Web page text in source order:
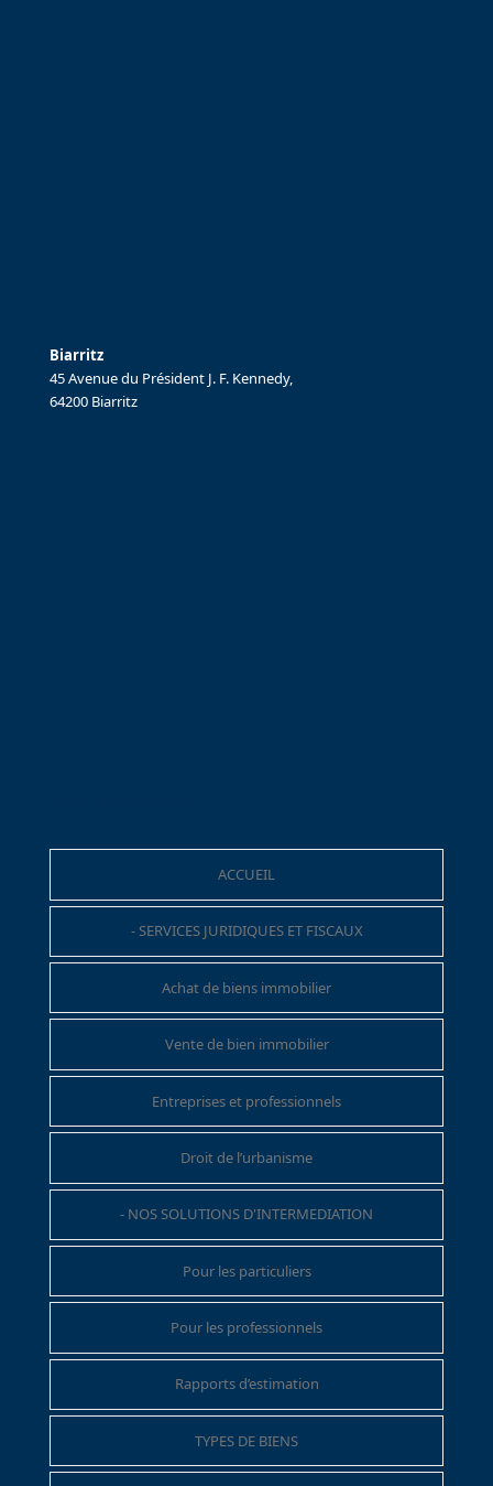
Biarritz
45 Avenue du Président J. F. Kennedy,
64200 Biarritz
ACCUEIL
- SERVICES JURIDIQUES ET FISCAUX
Achat de biens immobilier
Vente de bien immobilier
Entreprises et professionnels
Droit de l’urbanisme
- NOS SOLUTIONS D'INTERMEDIATION
Pour les particuliers
Pour les professionnels
Rapports d’estimation
TYPES DE BIENS